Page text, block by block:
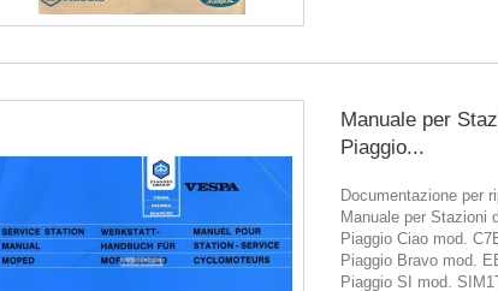
Manuale per
Piaggio...
Documentazione per
Manuale per Stazioni
Piaggio Ciao mod.
Piaggio Bravo mod.
Piaggio SI mod.